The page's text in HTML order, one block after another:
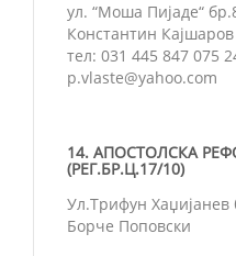
ул. “Моша Пијаде“
Константин Кајшаров
тел: 031 445 847 075
p.vlaste@yahoo.com
14. АПОСТОЛСКА
(РЕГ.БР.Ц.17/10)
Ул.Трифун Хаџијанев
Борче Поповски